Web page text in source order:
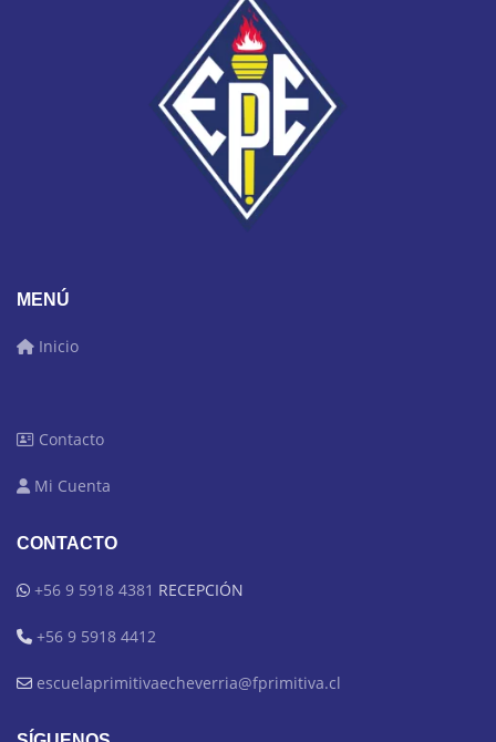
MENÚ
Inicio
Contacto
Mi Cuenta
CONTACTO
+56 9 5918 4381 RECEPCIÓN
+56 9 5918 4412
escuelaprimitivaecheverria@fprimitiva.cl